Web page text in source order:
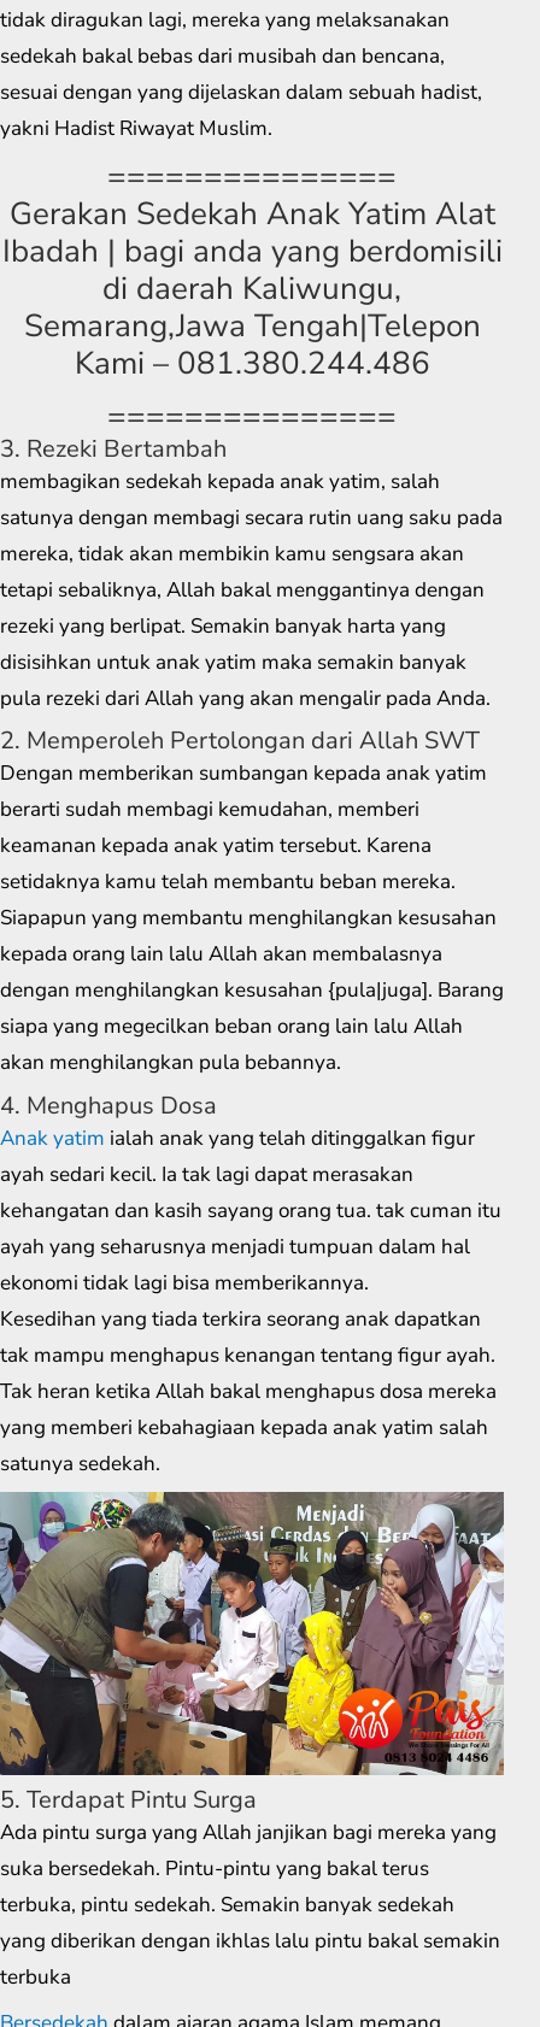
tidak diragukan lagi, mereka yang melaksanakan
sedekah bakal bebas dari musibah dan bencana,
sesuai dengan yang dijelaskan dalam sebuah hadist,
yakni Hadist Riwayat Muslim.
===============
Gerakan Sedekah Anak Yatim Alat
Ibadah | bagi anda yang berdomisili
di daerah Kaliwungu,
Semarang,Jawa Tengah|Telepon
Kami – 081.380.244.486
===============
3. Rezeki Bertambah
membagikan sedekah kepada anak yatim, salah
satunya dengan membagi secara rutin uang saku pada
mereka, tidak akan membikin kamu sengsara akan
tetapi sebaliknya, Allah bakal menggantinya dengan
rezeki yang berlipat. Semakin banyak harta yang
disisihkan untuk anak yatim maka semakin banyak
pula rezeki dari Allah yang akan mengalir pada Anda.
2. Memperoleh Pertolongan dari Allah SWT
Dengan memberikan sumbangan kepada anak yatim
berarti sudah membagi kemudahan, memberi
keamanan kepada anak yatim tersebut. Karena
setidaknya kamu telah membantu beban mereka.
Siapapun yang membantu menghilangkan kesusahan
kepada orang lain lalu Allah akan membalasnya
dengan menghilangkan kesusahan {pula|juga]. Barang
siapa yang megecilkan beban orang lain lalu Allah
akan menghilangkan pula bebannya.
4. Menghapus Dosa
Anak yatim ialah anak yang telah ditinggalkan figur
ayah sedari kecil. Ia tak lagi dapat merasakan
kehangatan dan kasih sayang orang tua. tak cuman itu
ayah yang seharusnya menjadi tumpuan dalam hal
ekonomi tidak lagi bisa memberikannya.
Kesedihan yang tiada terkira seorang anak dapatkan
tak mampu menghapus kenangan tentang figur ayah.
Tak heran ketika Allah bakal menghapus dosa mereka
yang memberi kebahagiaan kepada anak yatim salah
satunya sedekah.
5. Terdapat Pintu Surga
Ada pintu surga yang Allah janjikan bagi mereka yang
suka bersedekah. Pintu-pintu yang bakal terus
terbuka, pintu sedekah. Semakin banyak sedekah
yang diberikan dengan ikhlas lalu pintu bakal semakin
terbuka